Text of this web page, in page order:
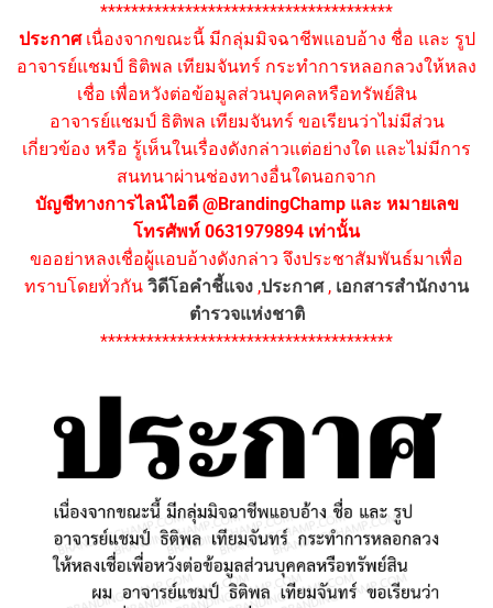
**************************************
ประกาศเนื่องจากขณะนี้ มีกลุ่มมิจฉาชีพแอบอ้าง ชื่อ และ รูป
อาจารย์แชมป์ ธิติพล เทียมจันทร์ กระทำการหลอกลวงให้หลง
เชื่อ เพื่อหวังต่อข้อมูลส่วนบุคคลหรือทรัพย์สิน
อาจารย์แชมป์ ธิติพล เทียมจันทร์ ขอเรียนว่าไม่มีส่วน
เกี่ยวข้อง หรือ รู้เห็นในเรื่องดังกล่าวแต่อย่างใด และไม่มีการ
สนทนาผ่านช่องทางอื่นใดนอกจาก
บัญชีทางการไลน์ไอดี @BrandingChamp และ หมายเลข
โทรศัพท์ 0631979894 เท่านั้น
ขออย่าหลงเชื่อผู้แอบอ้างดังกล่าว จึงประชาสัมพันธ์มาเพื่อ
ทราบโดยทั่วกัน วิดีโอคำชี้แจง ,ประกาศ, เอกสารสำนักงาน
ตำรวจแห่งชาติ
**************************************